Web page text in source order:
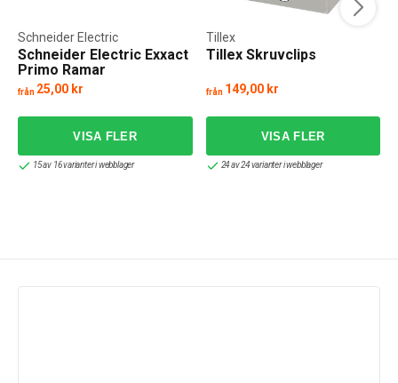
Schneider Electric Exxact
Primo Ramar
Schneider Electric
från 25,00 kr
15 av 16 varianter i webblager
Tillex Skruvclips
Tillex
från 149,00 kr
24 av 24 varianter i webblager